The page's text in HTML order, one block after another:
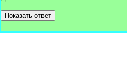
Показать ответ